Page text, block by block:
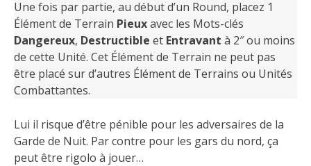
Une fois par partie, au début d’un Round, placez 1
Élément de Terrain Pieuxavec les Mots-clés
Dangereux, Destructible et Entravant à 2″ ou moins
de cette Unité. Cet Élément de Terrain ne peut pas
être placé sur d’autres Élément de Terrains ou Unités
Combattantes.
Lui il risque d’être pénible pour les adversaires de la
Garde de Nuit. Par contre pour les gars du nord, ça
peut être rigolo à jouer…